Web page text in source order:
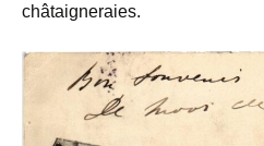
châtaigneraies.